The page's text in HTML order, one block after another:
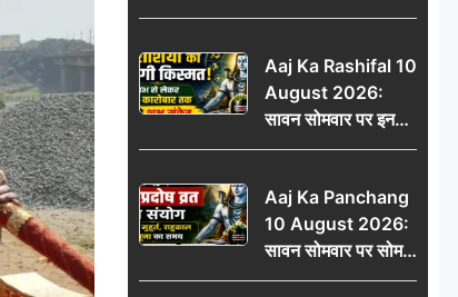
का नगर भवन में भव्य
पारंपरिक प्रस्तुतियों ने
मोहा मन
Aaj Ka Rashifal 10
August 2026:
सावन सोमवार पर इन
राशियों की चमकेगी
लेकर नौकरी-कारोबार
तक मिलेंगे शुभ संकेत
Aaj Ka Panchang
10 August 2026:
सावन सोमवार पर सोम
प्रदोष व्रत का संयोग,